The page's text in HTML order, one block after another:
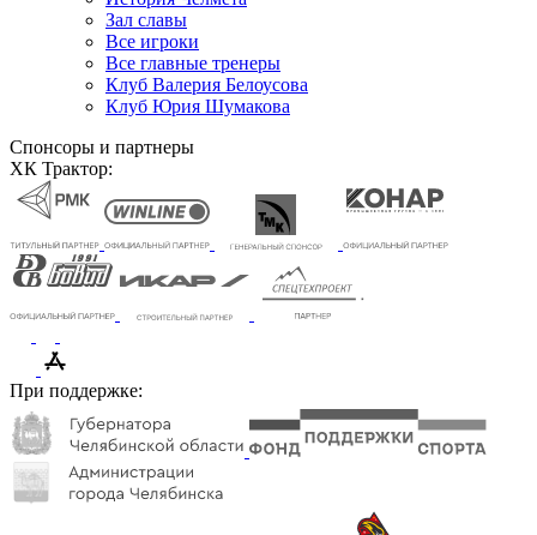
Зал славы
Все игроки
Все главные тренеры
Клуб Валерия Белоусова
Клуб Юрия Шумакова
Спонсоры и партнеры
ХК Трактор:
При поддержке: